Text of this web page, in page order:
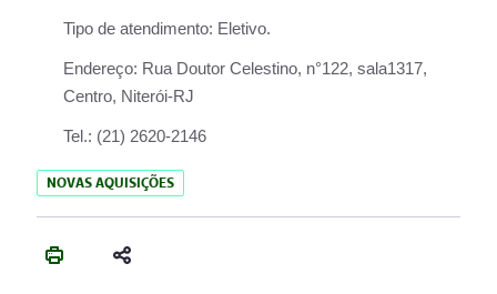
Tipo de atendimento: Eletivo.
Endereço: Rua Doutor Celestino, n°122, sala1317,
Centro, Niterói-RJ
Tel.: (21) 2620-2146
NOVAS AQUISIÇÕES